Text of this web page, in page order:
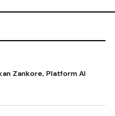
Zankore, Platform AI